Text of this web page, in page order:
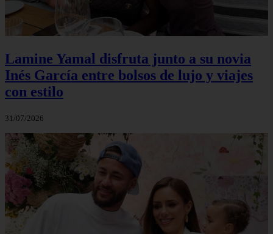
Lamine Yamal disfruta junto a su novia
Inés García entre bolsos de lujo y viajes
con estilo
31/07/2026